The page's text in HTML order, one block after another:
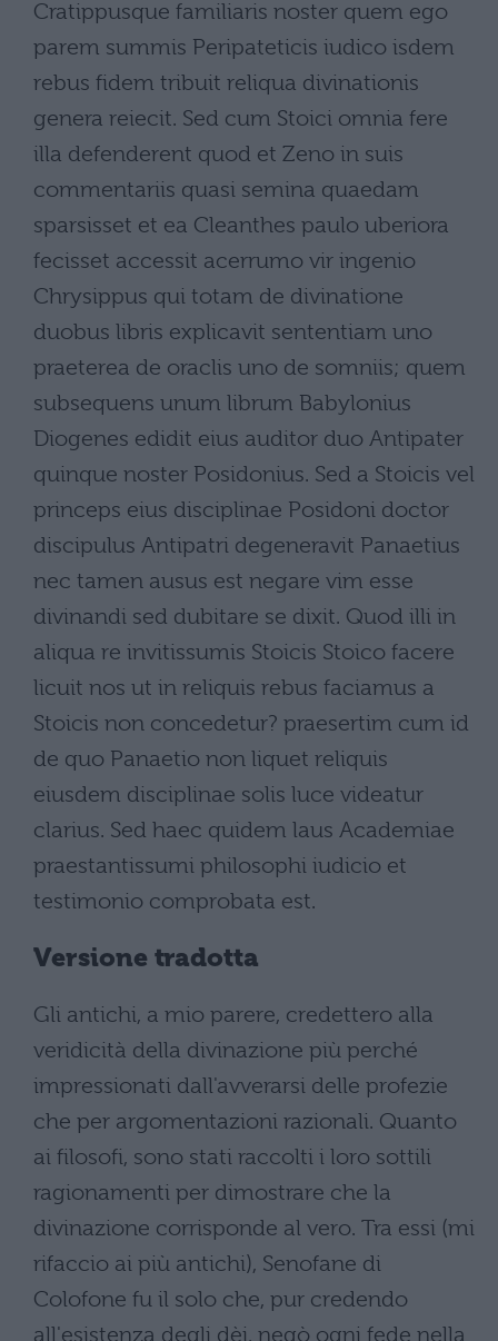
Cratippusque familiaris noster quem ego
parem summis Peripateticis iudico isdem
rebus fidem tribuit reliqua divinationis
genera reiecit. Sed cum Stoici omnia fere
illa defenderent quod et Zeno in suis
commentariis quasi semina quaedam
sparsisset et ea Cleanthes paulo uberiora
fecisset accessit acerrumo vir ingenio
Chrysippus qui totam de divinatione
duobus libris explicavit sententiam uno
praeterea de oraclis uno de somniis; quem
subsequens unum librum Babylonius
Diogenes edidit eius auditor duo Antipater
quinque noster Posidonius. Sed a Stoicis vel
princeps eius disciplinae Posidoni doctor
discipulus Antipatri degeneravit Panaetius
nec tamen ausus est negare vim esse
divinandi sed dubitare se dixit. Quod illi in
aliqua re invitissumis Stoicis Stoico facere
licuit nos ut in reliquis rebus faciamus a
Stoicis non concedetur? praesertim cum id
de quo Panaetio non liquet reliquis
eiusdem disciplinae solis luce videatur
clarius. Sed haec quidem laus Academiae
praestantissumi philosophi iudicio et
testimonio comprobata est.
Versione tradotta
Gli antichi, a mio parere, credettero alla
veridicità della divinazione più perché
impressionati dall'avverarsi delle profezie
che per argomentazioni razionali. Quanto
ai filosofi, sono stati raccolti i loro sottili
ragionamenti per dimostrare che la
divinazione corrisponde al vero. Tra essi (mi
rifaccio ai più antichi), Senofane di
Colofone fu il solo che, pur credendo
all'esistenza degli dèi, negò ogni fede nella